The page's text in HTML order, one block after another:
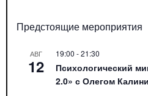
Предстоящие мероприятия
АВГ
12
19:00 -21:30
Психологический
2.0» с Олегом